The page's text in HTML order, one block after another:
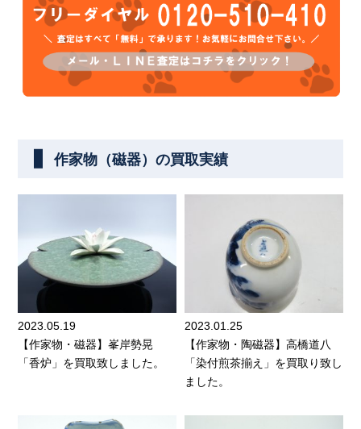
作家物（磁器）の買取実績
2023.05.19
【作家物・磁器】峯岸勢晃
「香炉」を買取致しました。
2023.01.25
【作家物・陶磁器】高橋道八
「染付煎茶揃え」を買取り致し
ました。